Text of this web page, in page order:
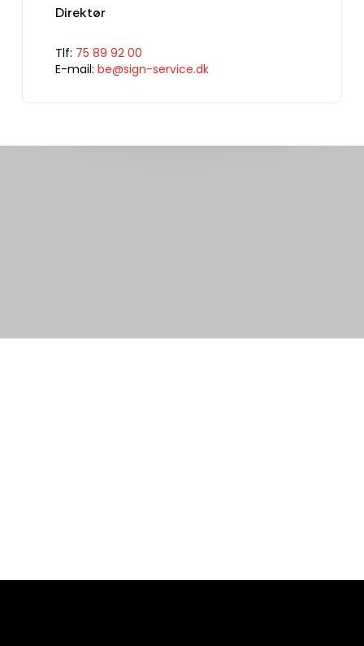
Direktør
Tlf: 75 89 92 00
E-mail: be@sign-service.dk